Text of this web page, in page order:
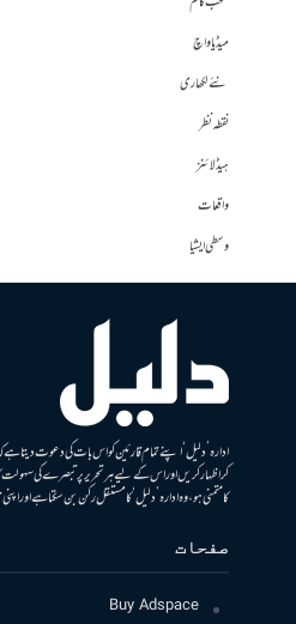
میڈیا واچ
نئے لکھاری
نقطہ نظر
ہیڈلائنز
واقعات
وسطی ایشیا
ادارہ ’دلیل‘ اپنے تمام قارئین کو اس بات کی دعوت دیتا ہے
کر اظہار کریں اور اس کے لیے ہر تحریر پر تبصرے کی
کا متمنی ہو، وہ ادارہ ’دلیل‘ کا مستقل رکن بن سکتا ہے اور
صفحات
Buy Adspace